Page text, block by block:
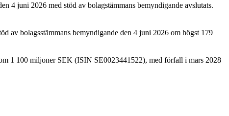
4 juni 2026 med stöd av bolagstämmans bemyndigande avslutats.
av bolagsstämmans bemyndigande den 4 juni 2026 om högst 179
1 100 miljoner SEK (ISIN SE0023441522), med förfall i mars 2028